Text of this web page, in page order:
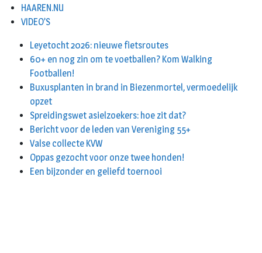
HAAREN.NU
VIDEO’S
Leyetocht 2026: nieuwe fietsroutes
60+ en nog zin om te voetballen? Kom Walking
Footballen!
Buxusplanten in brand in Biezenmortel, vermoedelijk
opzet
Spreidingswet asielzoekers: hoe zit dat?
Bericht voor de leden van Vereniging 55+
Valse collecte KVW
Oppas gezocht voor onze twee honden!
Een bijzonder en geliefd toernooi